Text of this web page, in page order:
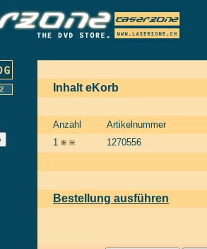
Inhalt eKorb
Anzahl
Artikelnummer
1
1270556
Bestellung ausführen